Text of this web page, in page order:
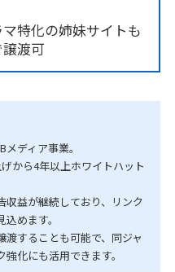
特化の姉妹サイトも
渡可
ディア事業。
から4年以上ホワイトハット
益が継続しており、リンク
めます。
することも可能で、同ジャ
化にも活用できます。